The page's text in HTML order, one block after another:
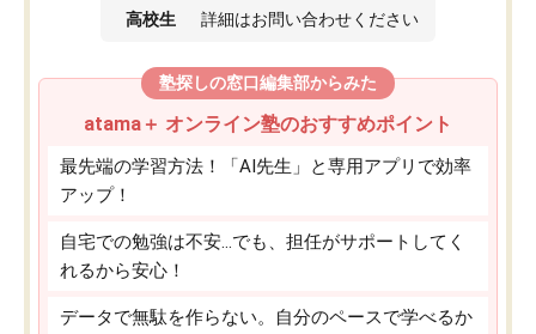
高校生 詳細はお問い合わせください
塾探しの窓口編集部からみた
atama＋ オンライン塾のおすすめポイント
最先端の学習方法！「AI先生」と専用アプリで効率
アップ！
自宅での勉強は不安…でも、担任がサポートしてく
れるから安心！
データで無駄を作らない。自分のペースで学べるか